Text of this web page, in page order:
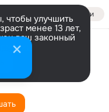
Войти
чтобы улучшить
менее 13 лет,
ваш законный